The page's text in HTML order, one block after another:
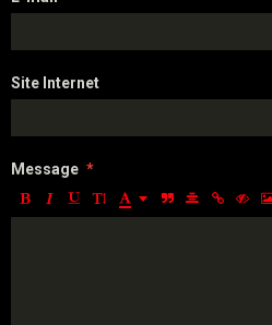
Site Internet
Message